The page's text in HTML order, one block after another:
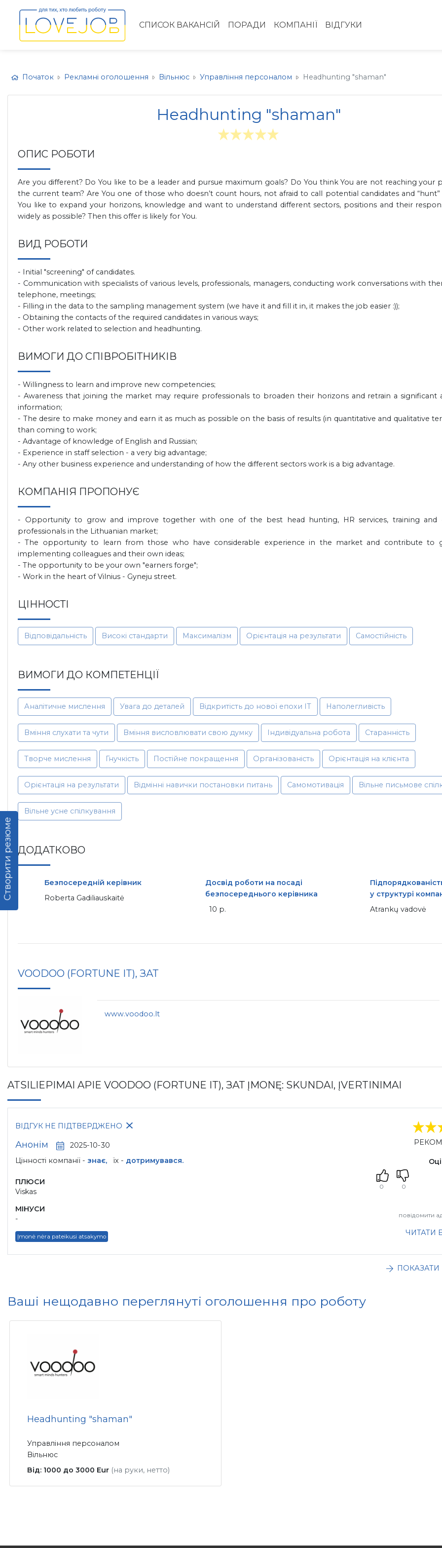
СПИСОК ВАКАНСІЙ ПОРАДИ КОМПАНІЇ ВІДГУКИ
Створити резюме
Початок Рекламні оголошення Вільнюс Управління персоналом Headhunting "shaman"
Headhunting "shaman"
ОПИС РОБОТИ
Are you different? Do You like to be a leader and pursue maximum goals? Do You think You are not reaching your
the current team? Are You one of those who doesn’t count hours, not afraid to call potential candidates and
You like to expand your horizons, knowledge and want to understand different sectors, positions and their
widely as possible? Then this offer is likely for You.
ВИД РОБОТИ
- Initial "screening" of candidates.
- Communication with specialists of various levels, professionals, managers, conducting work conversations with
telephone, meetings;
- Filling in the data to the sampling management system (we have it and fill it in, it makes the job easier :));
- Obtaining the contacts of the required candidates in various ways;
- Other work related to selection and headhunting.
ВИМОГИ ДО СПІВРОБІТНИКІВ
- Willingness to learn and improve new competencies;
- Awareness that joining the market may require professionals to broaden their horizons and retrain a significant
information;
- The desire to make money and earn it as much as possible on the basis of results (in quantitative and qualitative
than coming to work;
- Advantage of knowledge of English and Russian;
- Experience in staff selection - a very big advantage;
- Any other business experience and understanding of how the different sectors work is a big advantage.
КОМПАНІЯ ПРОПОНУЄ
- Opportunity to grow and improve together with one of the best head hunting, HR services, training and
professionals in the Lithuanian market;
- The opportunity to learn from those who have considerable experience in the market and contribute to
implementing colleagues and their own ideas;
- The opportunity to be your own "earners forge";
- Work in the heart of Vilnius - Gyneju street.
ЦІННОСТІ
Відповідальність Високі стандарти Максималізм Орієнтація на результати Самостійність
ВИМОГИ ДО КОМПЕТЕНЦІЇ
Аналітичне мислення Увага до деталей Відкритість до нової епохи ІТ Наполегливість
Вміння слухати та чути Вміння висловлювати свою думку Індивідуальна робота Старанність
Творче мислення Гнучкість Постійне покращення Організованість Орієнтація на клієнта
Орієнтація на результати Відмінні навички постановки питань Самомотивація Вільне письмове
Вільне усне спілкування
ДОДАТКОВО
Безпосередній керівник
Roberta Gadiliauskaitė
Досвід роботи на посаді
безпосереднього керівника
10 р.
у структурі
Atrankų vadovė
VOODOO (FORTUNE IT), ЗАТ
www.voodoo.lt
ATSILIEPIMAI APIE VOODOO (FORTUNE IT), ЗАТ ĮMONĘ: SKUNDAI, ĮVERTINIMAI
ВІДГУК НЕ ПІДТВЕРДЖЕНО
Анонім
2025-10-30
Цінності компанії - знає, їх - дотримувався.
ПЛЮСИ
Viskas
МІНУСИ
-
Įmonė nėra pateikusi atsakymo
0 0
повідомити
ЧИТАТИ
ПОКАЗАТИ
Ваші нещодавно переглянуті оголошення про роботу
Headhunting "shaman"
Управління персоналом
Вільнюс
Від: 1000 до 3000 Eur (на руки, нетто)